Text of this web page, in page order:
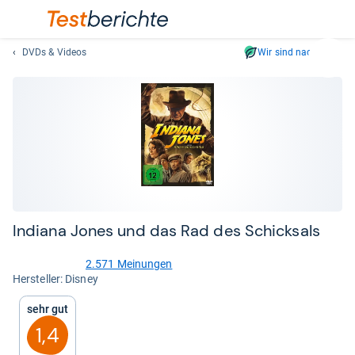
DVDs & Videos Wir sind nachhaltig
Indiana Jones und das Rad des Schick­sals
von
Sternen
2.571 Meinungen
Her­stel­ler: Disney
Sehr gut
1,4